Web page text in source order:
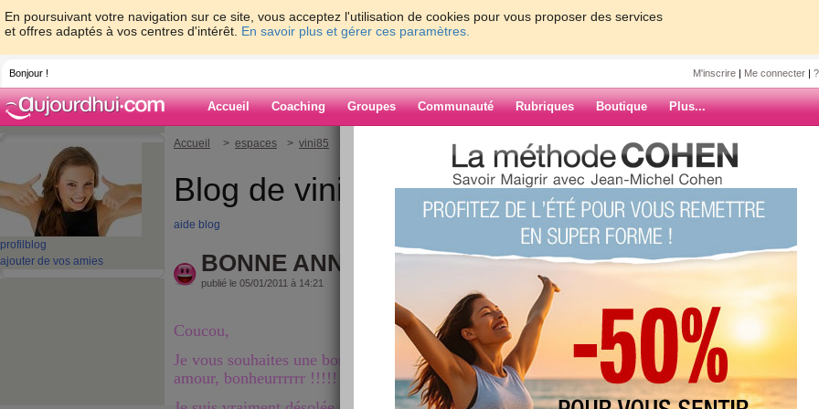
En poursuivant votre navigation sur ce site, vous acceptez l'utilisation de cookies pour vous proposer des services
et offres adaptés à vos centres d'intérêt. En savoir plus et gérer ces paramètres.
Bonjour ! M'inscrire | Me connecter |
Accueil Coaching Groupes Communauté Rubriques Boutique Plus...
profil blog
ajouter de vos amies
Accueil > espaces > vini85
Blog de vini85
aide blog
BONNE ANNEE !!!!!
publié le 05/01/2011 à 14:21
Coucou,
Je vous souhaites une bonne et heureuse année : Santé,
amour, bonheurrrrrr !!!!!
ARCHIVES